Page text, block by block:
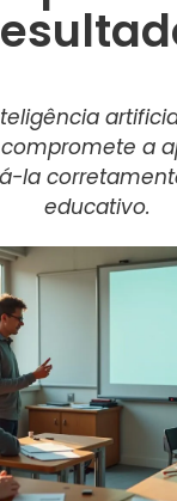
a
la
educativo.